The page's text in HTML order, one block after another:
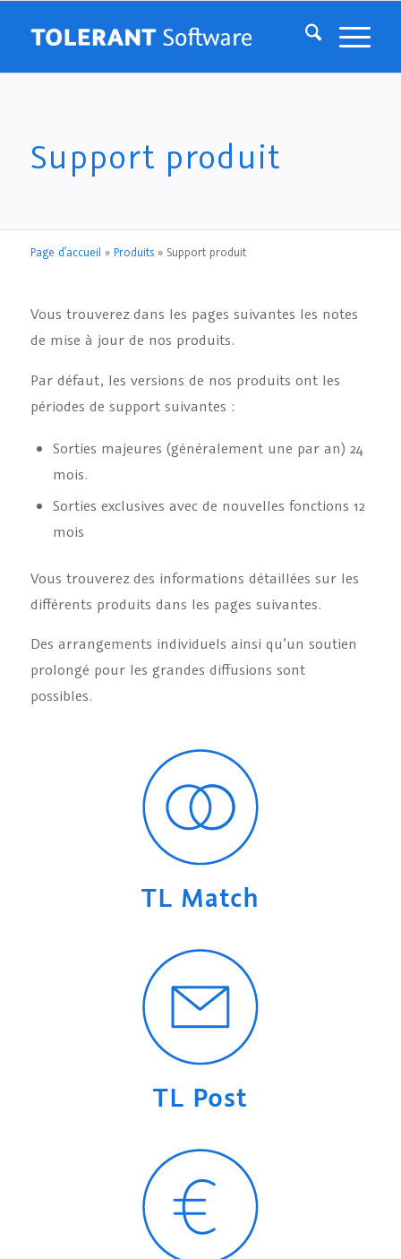
Support produit
Page d’accueil » Produits» Support produit
Vous trouverez dans les pages suivantes les notes
de mise à jour de nos produits.
Par défaut, les versions de nos produits ont les
périodes de support suivantes :
Sorties majeures (généralement une par an) 24
mois.
Sorties exclusives avec de nouvelles fonctions 12
mois
Vous trouverez des informations détaillées sur les
différents produits dans les pages suivantes.
Des arrangements individuels ainsi qu’un soutien
prolongé pour les grandes diffusions sont
possibles.
TL Match
TL Post